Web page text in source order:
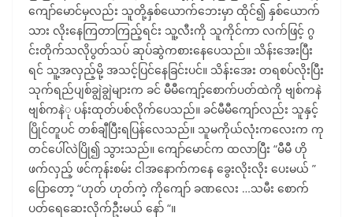
ကျော်မောင်မှလည်း သူတို့နှစ်ယောက်ဘေးမှာ ထိုင်၍ နှစ်ယောက်
သား လိုးနေကြတာကြည့်ရင်း သူ့လီးကို သူကိုင်ကာ လက်ဖြင့် ဂွ
င်းတိုက်သလိုပွတ်သပ် ဆုပ်ဆွဲကစားနေပေသည်။ သိန်းအေးပြီး
ရင် သူ့အလှည့်မို့ အသင့်ပြင်နေခြင်းပင်။ သိန်းအေး တရစပ်လိုးပြီး
သုက်ရည်ပျစ်ချွဲချွဲများက ခင် မီမီကျော့်စောက်ပတ်ထဲကို ဗျစ်ကနဲ
ဗျစ်ကနဲု ပန်းထုတ်ပစ်လိုက်ပေသည်။ ခင်မီမီကျော်လည်း သူနှင့်
ပြိုင်တူပင် တစ်ချီပြီးရပြန်လေသည်။ သူမကိုယ်လုံးကလေးက ကု
တင်ပေါ်လဲပြို၍ သွားသည်။ ကျော်မောင်က ထလာပြီး “မီမီ ဟို
ဖက်လှည့် ဖင်ကုန်းစမ်း ငါအနောက်ကနေ ခွေးလိုးလိုး ပေးမယ် ”
ပြောတော့ “ဟုတ် ဟုတ်ကဲ့ ကိုကျော် ခဏလေး …သမီး စောက်
ပတ်ရေဆေးလိုက်ဦးမယ် နော် “။